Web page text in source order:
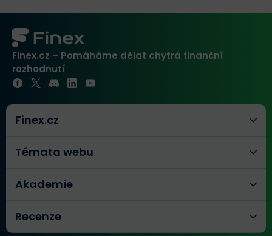
Finex.cz – Pomáháme dělat chytrá finanční
rozhodnutí
Finex.cz
Témata webu
Akademie
Recenze